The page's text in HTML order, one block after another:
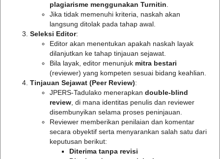
plagiarisme menggunakan Turnitin
Jika tidak memenuhi kriteria, naskah akan
langsung ditolak pada tahap awal.
Seleksi Editor:
Editor akan menentukan apakah naskah layak
dilanjutkan ke tahap tinjauan sejawat.
Bila layak, editor menunjuk mitra bestari
(reviewer) yang kompeten sesuai bidang keahlian.
Tinjauan Sejawat (Peer Review):
JPERS-Tadulako menerapkan double-blind
review, di mana identitas penulis dan reviewer
disembunyikan selama proses peninjauan.
Reviewer memberikan penilaian dan komentar
secara obyektif serta menyarankan salah satu dari
keputusan berikut:
Diterima tanpa revisi